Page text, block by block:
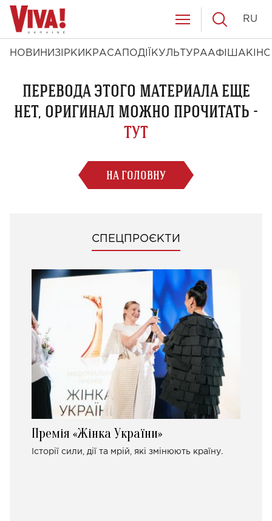
НОВИНИ ЗІРКИ КРАСА ПОДІЇ КУЛЬТУРААФІША КІНО
RU
ПЕРЕВОДА ЭТОГО МАТЕРИАЛА ЕЩЕ
НЕТ, ОРИГИНАЛ МОЖНО ПРОЧИТАТЬ -
ТУТ
НА ГОЛОВНУ
СПЕЦПРОЄКТИ
Премія «Жінка України»
Історії сили, дії та мрій, які змінюють країну.